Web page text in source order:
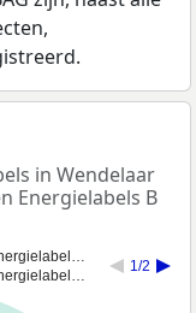
in Wendelaar
Energielabels B
1/2